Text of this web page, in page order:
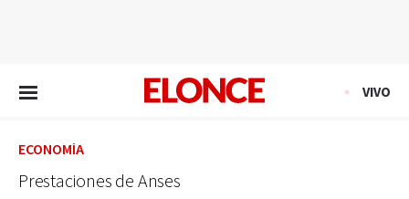
VIVO
ECONOMÍA
Prestaciones de Anses